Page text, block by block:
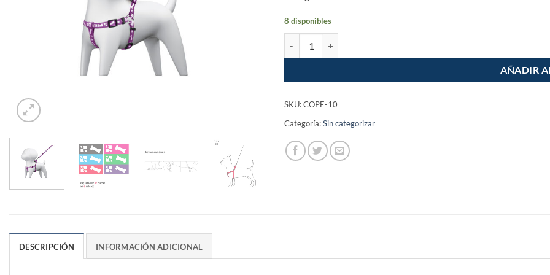
8 disponibles
AÑADIR
SKU:COPE-10
Categoría:Sin categorizar
DESCRIPCIÓN INFORMACIÓN ADICIONAL